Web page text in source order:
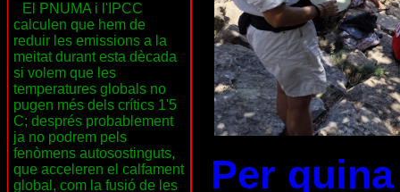
El PNUMA i l'IPCC
calculen que hem de
reduir les emissions a la
meitat durant esta dècada
si volem que les
temperatures globals no
pugen més dels crítics 1'5
C; després probablement
ja no podrem pels
fenòmens autosostinguts,
que acceleren el calfament
global, com la fusió de les
Per